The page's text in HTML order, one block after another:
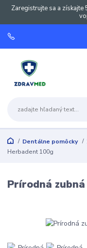
Zaregistrujte sa a
Dentálne pomôcky
Herbadent 100g
Prírodná